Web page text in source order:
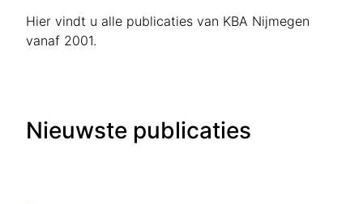
Hier vindt u alle publicaties van KBA Nijmegen
vanaf 2001.
Nieuwste publicaties